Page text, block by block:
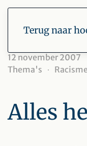
Terug naar
12 november 2007
Thema's
Racisme
Alles